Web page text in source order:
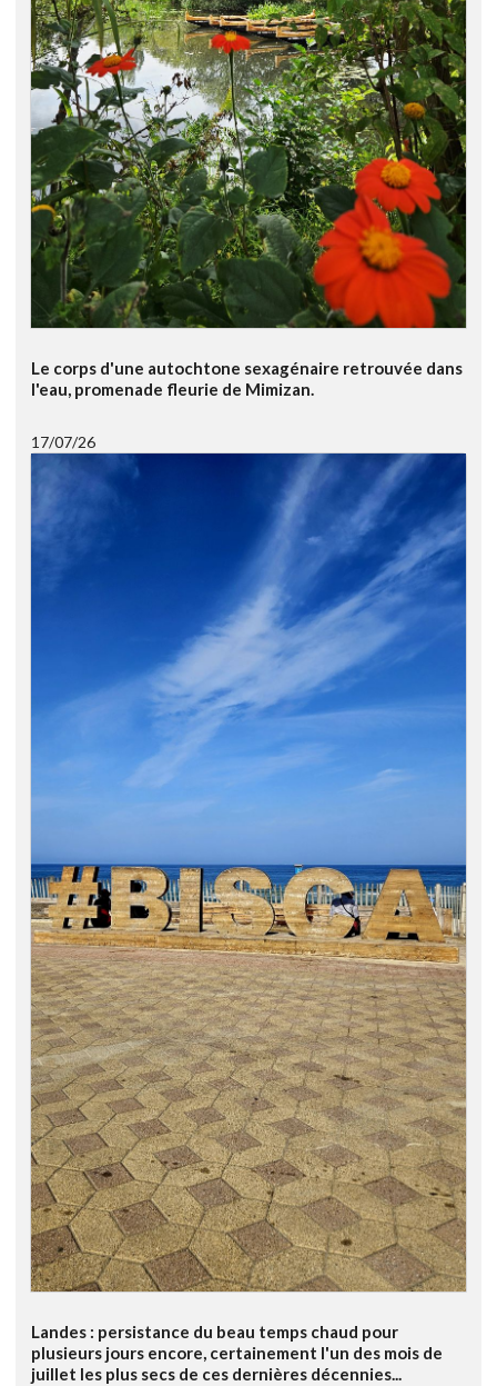
Le corps d'une autochtone sexagénaire retrouvée dans
l'eau, promenade fleurie de Mimizan.
17/07/26
Landes : persistance du beau temps chaud pour
plusieurs jours encore, certainement l'un des mois de
juillet les plus secs de ces dernières décennies...